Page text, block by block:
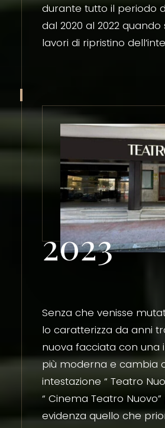
durante tutto il periodo
dal 2020 al 2022 quando
lavori di ripristino
2023
Senza che venisse
lo caratterizza da anni
nuova facciata con una
più moderna e cambia
intestazione “ Teatro
“ Cinema Teatro
evidenza quello che